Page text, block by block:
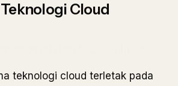
Cloud
teknologi cloud terletak pada